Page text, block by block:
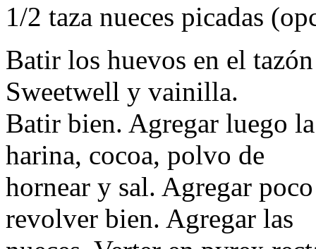
1/2 taza nueces picadas
Batir los huevos en el
Sweetwell y vainilla.
Batir bien. Agregar luego
harina, cocoa, polvo de
hornear y sal. Agregar
revolver bien. Agregar las